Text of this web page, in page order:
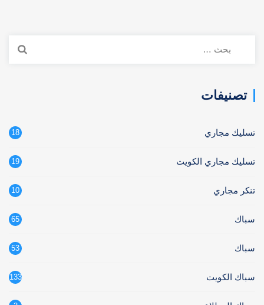
تصنيفات
تسليك مجاري 18
تسليك مجاري الكويت 19
تنكر مجاري 10
سباك 65
سباك 53
سباك الكويت 133